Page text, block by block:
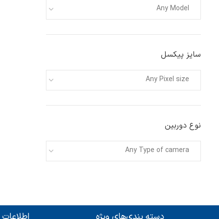
Any Model
سایز پیکسل
Any Pixel size
نوع دوربین
Any Type of camera